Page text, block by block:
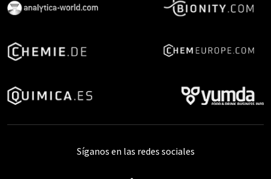
Síganos en las redes sociales